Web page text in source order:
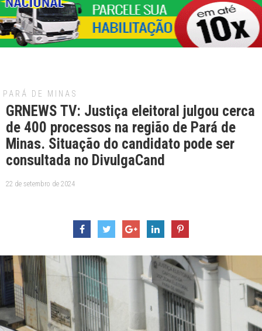
PARÁ DE MINAS
GRNEWS TV: Justiça eleitoral julgou cerca
de 400 processos na região de Pará de
Minas. Situação do candidato pode ser
consultada no DivulgaCand
22 de setembro de 2024